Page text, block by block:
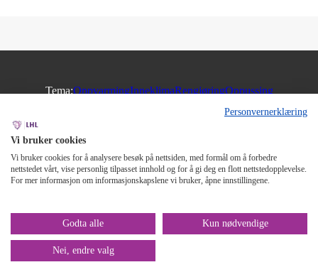
Tema:OppvarmingInneklimaRengjøringOppussing
Soverom
LHL - startsiden Kontakt ossStøtt ossBli medlemNyhetsbrev
TilgjengelighetPersonvernOm nettstedetCookies
Støttet avStiftelsen Dam
Personvernerklæring
Vi bruker cookies
Vi bruker cookies for å analysere besøk på nettsiden, med formål om å forbedre
nettstedet vårt, vise personlig tilpasset innhold og for å gi deg en flott nettstedopplevelse.
For mer informasjon om informasjonskapslene vi bruker, åpne innstillingene.
Godta alle Kun nødvendige
Nei, endre valg